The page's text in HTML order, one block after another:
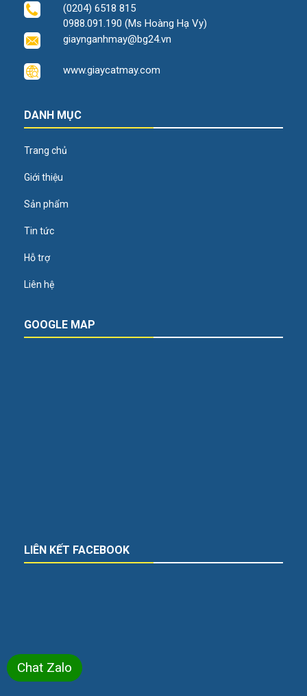
(0204) 6518 815
0988.091.190 (Ms Hoàng Hạ Vy)
giaynganhmay@bg24.vn
www.giaycatmay.com
DANH MỤC
Trang chủ
Giới thiệu
Sản phẩm
Tin tức
Hỗ trợ
Liên hệ
GOOGLE MAP
LIÊN KẾT FACEBOOK
Chat Zalo